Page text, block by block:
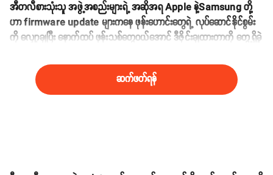
အီတလီစားသုံးသူ အဖွဲ့အစည်းများရဲ့ အဆိုအရ Apple နဲ့Samsung တို့
ဟာ firmware update များကနေ ဖုန်းဟောင်းတွေရဲ့ လုပ်ဆောင်နိုင်စွမ်း
ကို လျှော့ချပြီး နောက်ထပ် ဖုန်းသစ်တွေဝယ်အောင် ဒီဇိုင်းချထားတာကို တွေ့ရှိခဲ့
ဆက်ဖတ်ရန်